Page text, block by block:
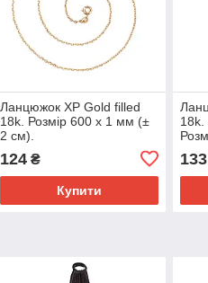
Ланцюжок ХР Gold filled
18k. Розмір 600 х 1 мм (±
2 см).
124₴
Купити
18k.
133